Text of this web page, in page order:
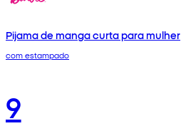
Pijama de manga curta para mulher
com estampado
9